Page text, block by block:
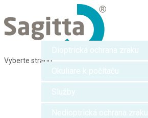
Vyberte stranu
Dioptrická ochrana zraku
Okuliare k počítaču
Služby
Nedioptrická ochrana zraku